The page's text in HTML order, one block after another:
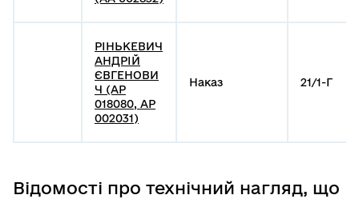
РІНЬКЕВИЧ
АНДРІЙ
ЄВГЕНОВИ
Ч (АР
018080, АР
002031)
Наказ 21/1-Г
Відомості про технічний нагляд, що